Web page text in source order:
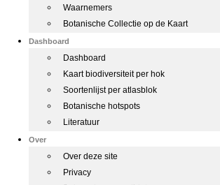
Waarnemers
Botanische Collectie op de Kaart
Dashboard
Dashboard
Kaart biodiversiteit per hok
Soortenlijst per atlasblok
Botanische hotspots
Literatuur
Over
Over deze site
Privacy